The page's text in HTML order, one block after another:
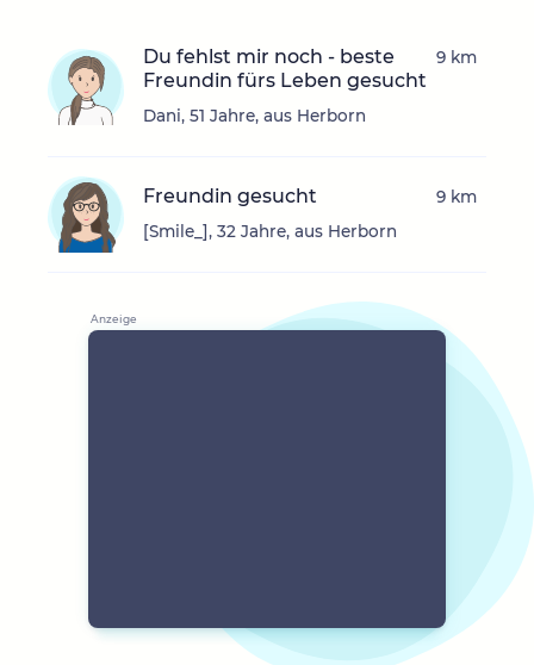
Du fehlst mir noch - beste
Freundin fürs Leben gesucht
Dani, 51 Jahre, aus Herborn
9 km
Freundin gesucht
[Smile_], 32 Jahre, aus Herborn
9 km